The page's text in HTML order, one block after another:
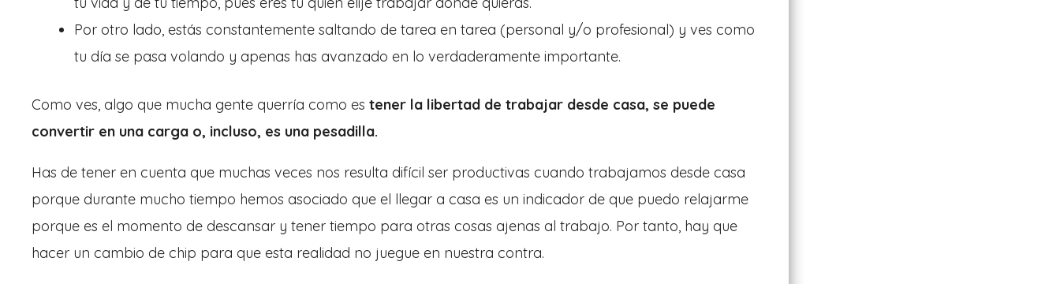
Por otro lado, estás constantemente saltando de tarea en tarea (personal y/o profesional) y ves como
tu día se pasa volando y apenas has avanzado en lo verdaderamente importante.
Como ves, algo que mucha gente querría como es tener la libertad de trabajar desde casa, se puede
convertir en una carga o, incluso, es una pesadilla.
Has de tener en cuenta que muchas veces nos resulta difícil ser productivas cuando trabajamos desde casa
porque durante mucho tiempo hemos asociado que el llegar a casa es un indicador de que puedo relajarme
porque es el momento de descansar y tener tiempo para otras cosas ajenas al trabajo. Por tanto, hay que
hacer un cambio de chip para que esta realidad no juegue en nuestra contra.